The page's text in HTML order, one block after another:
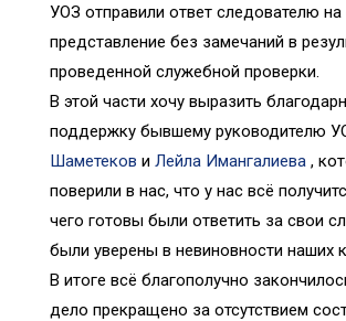
УОЗ отправили ответ следователю на
представление без замечаний в
проведенной служебной проверки.
В этой части хочу выразить
поддержку бывшему руководителю
Шаметеков и Лейла Имангалиева ,
поверили в нас, что у нас всё
чего готовы были ответить за свои
были уверены в невиновности наших
В итоге всё благополучно
дело прекращено за отсутствием